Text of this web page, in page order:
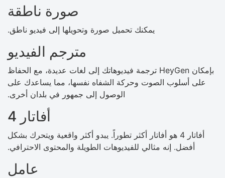
صورة ناطقة
يمكنك تحميل صورة وتحويلها إلى فيديو ناطق.
مترجم الفيديو
بإمكان HeyGen ترجمة فيديوهاتك إلى لغات عديدة، مع الحفاظ
على أسلوب الصوت وحركة الشفاه نفسها، مما يساعدك على
الوصول إلى جمهور في بلدان أخرى.
أفاتار 4
أفاتار 4 هو أفاتار أكثر تطوراً. يبدو أكثر واقعية ويتحرك بشكل
أفضل. إنه مثالي للفيديوهات الطويلة والمحتوى الاحترافي.
عامل